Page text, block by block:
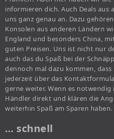
informieren dich. Auch Deals aus
uns ganz genau an. Dazu
Konsolen aus anderen Ländern
England und besonders China,
guten Preisen. Uns ist nicht nur
auch das du Spaß bei der
dennoch mal dazu kommen,
jederzeit über das
gerne weiter. Wenn es
Händler direkt und klären die
weiterhin Spaß am Sparen haben.
… schnell